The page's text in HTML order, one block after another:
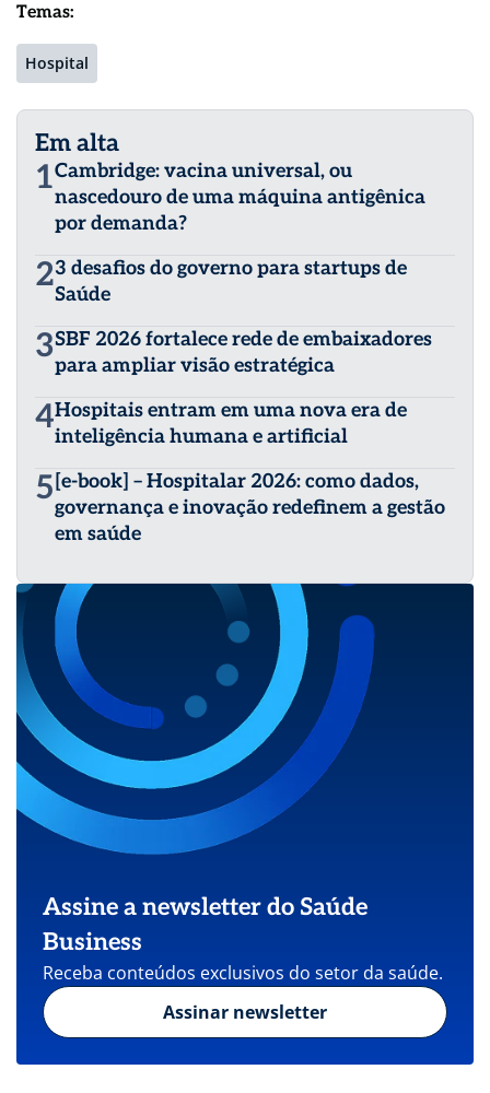
Temas:
Hospital
Em alta
1Cambridge: vacina universal, ou
nascedouro de uma máquina antigênica
por demanda?
23 desafios do governo para startups de
Saúde
3SBF 2026 fortalece rede de embaixadores
para ampliar visão estratégica
4Hospitais entram em uma nova era de
inteligência humana e artificial
5 [e-book] – Hospitalar 2026: como dados,
governança e inovação redefinem a gestão
em saúde
Assine a newsletter do Saúde
Business
Receba conteúdos exclusivos do setor da saúde.
Assinar newsletter